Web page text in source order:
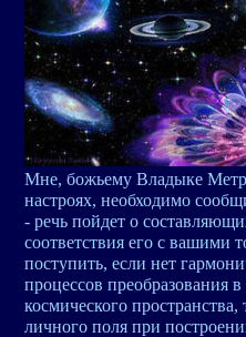
Мне, божьему Владыке
настроях, необходимо
- речь пойдет о
соответствия его с вашими
поступить, если нет
процессов преобразования
космического
личного поля при